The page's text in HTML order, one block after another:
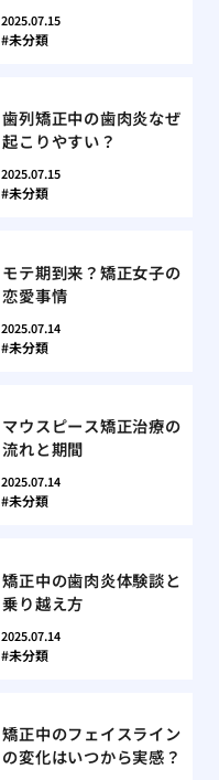
2025.07.15
未分類
歯列矯正中の歯肉炎なぜ
起こりやすい？
2025.07.15
未分類
モテ期到来？矯正女子の
恋愛事情
2025.07.14
未分類
マウスピース矯正治療の
流れと期間
2025.07.14
未分類
矯正中の歯肉炎体験談と
乗り越え方
2025.07.14
未分類
矯正中のフェイスライン
の変化はいつから実感？